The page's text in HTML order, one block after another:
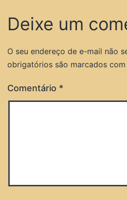
Deixe um
O seu endereço de e-mail não
obrigatórios são marcados com
Comentário *